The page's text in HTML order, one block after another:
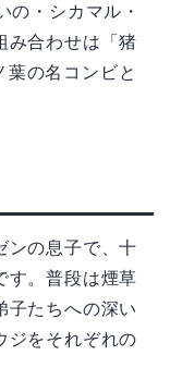
の・シカマル・
み合わせは「猪
の名コンビと
ンの息子で、十
す。普段は煙草
子たちへの深い
ジをそれぞれの